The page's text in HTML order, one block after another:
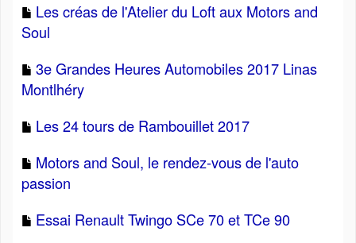
Les créas de l'Atelier du Loft aux Motors and
Soul
3e Grandes Heures Automobiles 2017 Linas
Montlhéry
Les 24 tours de Rambouillet 2017
Motors and Soul, le rendez-vous de l'auto
passion
Essai Renault Twingo SCe 70 et TCe 90